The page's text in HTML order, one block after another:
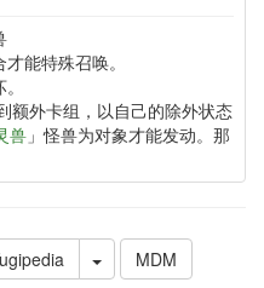
能特殊召唤。
额外卡组，以自己的除外状态
兽」怪兽为对象才能发动。那
MDM